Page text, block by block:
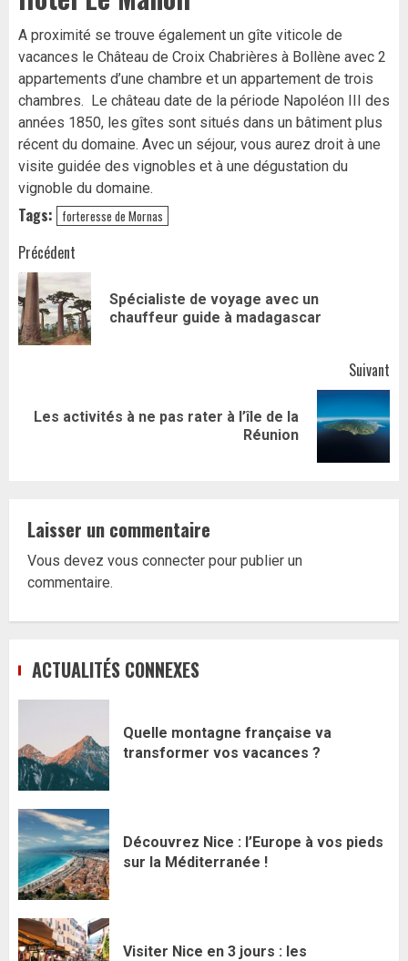
A proximité se trouve également un gîte viticole de
vacances le Château de Croix Chabrières à Bollène avec 2
appartements d’une chambre et un appartement de trois
chambres. Le château date de la période Napoléon III des
années 1850, les gîtes sont situés dans un bâtiment plus
récent du domaine. Avec un séjour, vous aurez droit à une
visite guidée des vignobles et à une dégustation du
vignoble du domaine.
Tags: forteresse de Mornas
Navigation
d’article
Précédent
Spécialiste de voyage avec un
chauffeur guide à madagascar
Suivant
Article
Les activités à ne pas rater à l’île de la
Réunion
Laisser un commentaire
Vous devez vous connecter pour publier un
commentaire.
ACTUALITÉS CONNEXES
Quelle montagne française va
transformer vos vacances ?
Découvrez Nice : l’Europe à vos pieds
sur la Méditerranée !
Visiter Nice en 3 jours : les